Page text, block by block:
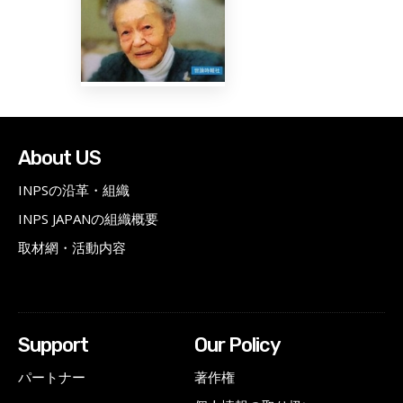
About US
INPSの沿革・組織
INPS JAPANの組織概要
取材網・活動内容
Support
パートナー
Our Policy
著作権